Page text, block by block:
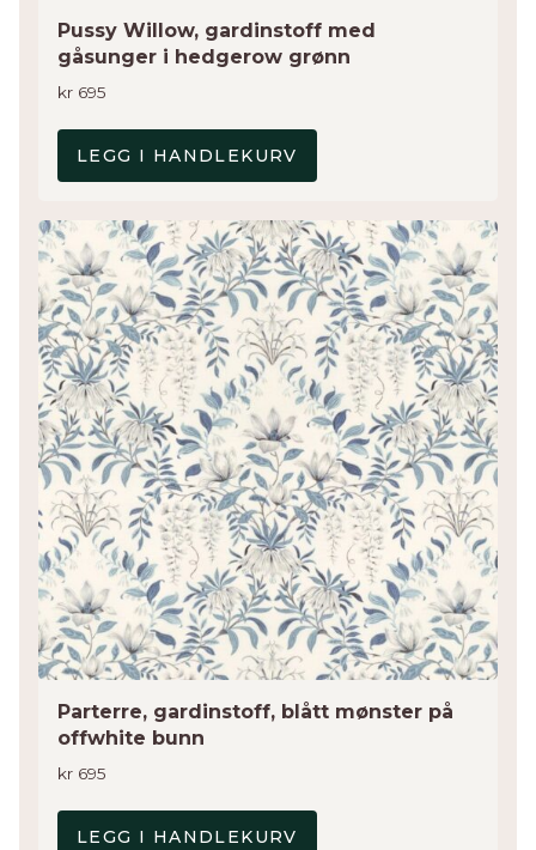
Pussy Willow, gardinstoff med
gåsunger i hedgerow grønn
kr 695
LEGG I HANDLEKURV
Parterre, gardinstoff, blått mønster på
offwhite bunn
kr 695
LEGG I HANDLEKURV